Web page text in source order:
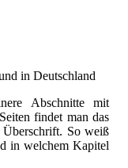
in Deutschland
Abschnitte mit
findet man das
Überschrift. So weiß
in welchem Kapitel